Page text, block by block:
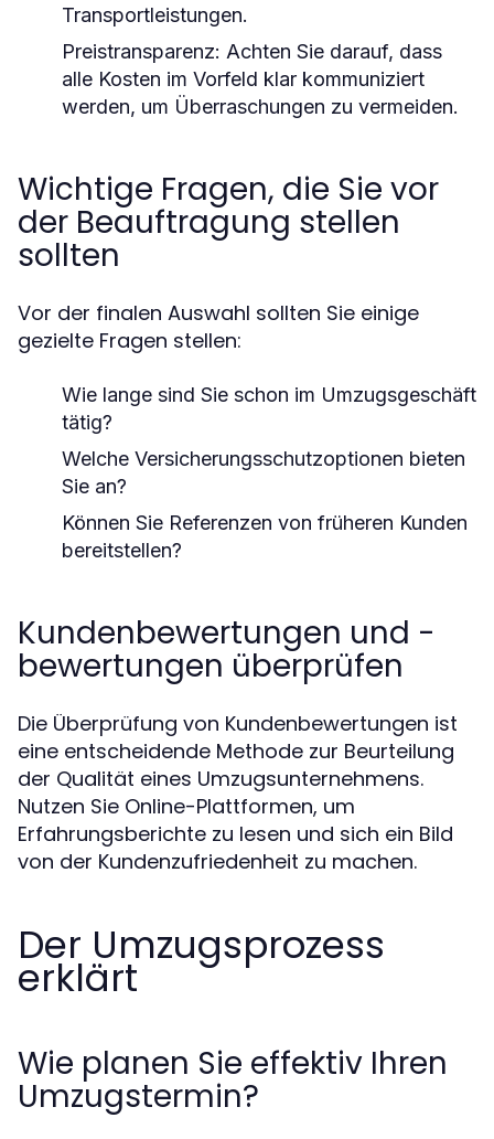
Transportleistungen.
Preistransparenz: Achten Sie darauf, dass
alle Kosten im Vorfeld klar kommuniziert
werden, um Überraschungen zu vermeiden.
Wichtige Fragen, die Sie vor
der Beauftragung stellen
sollten
Vor der finalen Auswahl sollten Sie einige
gezielte Fragen stellen:
Wie lange sind Sie schon im Umzugsgeschäft
tätig?
Welche Versicherungsschutzoptionen bieten
Sie an?
Können Sie Referenzen von früheren Kunden
bereitstellen?
Kundenbewertungen und -
bewertungen überprüfen
Die Überprüfung von Kundenbewertungen ist
eine entscheidende Methode zur Beurteilung
der Qualität eines Umzugsunternehmens.
Nutzen Sie Online-Plattformen, um
Erfahrungsberichte zu lesen und sich ein Bild
von der Kundenzufriedenheit zu machen.
Der Umzugsprozess
erklärt
Wie planen Sie effektiv Ihren
Umzugstermin?